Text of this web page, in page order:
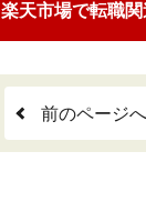
楽天市場で転職関
前のページへ